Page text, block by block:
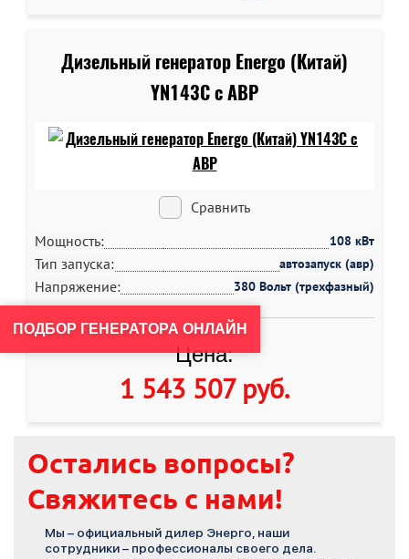
Дизельный генератор Energo (Китай)
YN143C c АВР
Сравнить
Мощность:
108 кВт
Тип запуска: автозапуск (авр)
Напряжение: 380 Вольт (трехфазный)
Цена:
1 543 507 руб.
Остались вопросы?
Свяжитесь с нами!
Мы – официальный дилер Энерго, наши
сотрудники – профессионалы своего дела.
ПОДБОР ГЕНЕРАТОРА ОНЛАЙН